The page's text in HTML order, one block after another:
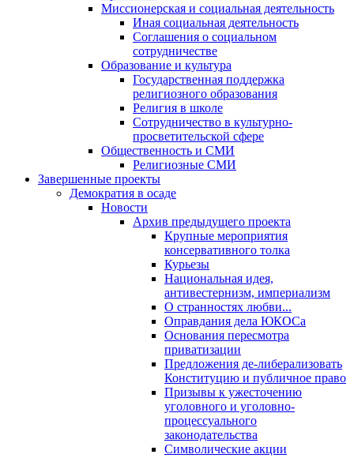
Миссионерская и социальная деятельность
Иная социальная деятельность
Соглашения о социальном
сотрудничестве
Образование и культура
Государственная поддержка
религиозного образования
Религия в школе
Сотрудничество в культурно-
просветительской сфере
Общественность и СМИ
Религиозные СМИ
Завершенные проекты
Демократия в осаде
Новости
Архив предыдущего проекта
Крупные мероприятия
консервативного толка
Курьезы
Национальная идея,
антивестернизм, империализм
О странностях любви...
Оправдания дела ЮКОСа
Основания пересмотра
приватизации
Предложения де-либерализовать
Конституцию и публичное право
Призывы к ужесточению
уголовного и уголовно-
процессуального
законодательства
Символические акции